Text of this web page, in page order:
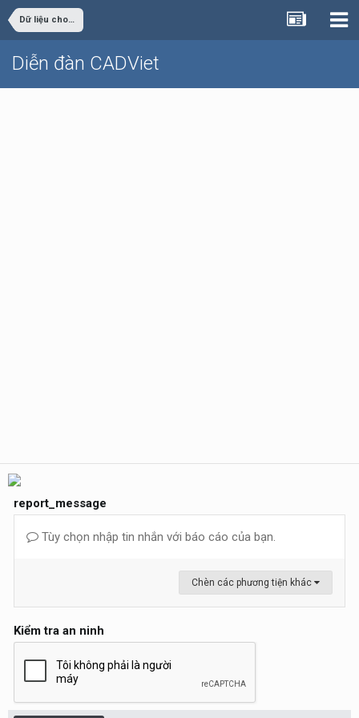
Dữ liệu cho sinh viên đồ án
Diễn đàn CADViet
report_message
Tùy chọn nhập tin nhắn với báo cáo của bạn.
Chèn các phương tiện khác
Kiểm tra an ninh